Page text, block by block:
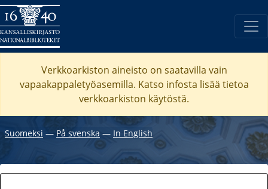
Verkkoarkiston aineisto on saatavilla vain
vapaakappaletyöasemilla. Katso infosta lisää tietoa
verkkoarkiston käytöstä.
Suomeksi ― På svenska ― In English